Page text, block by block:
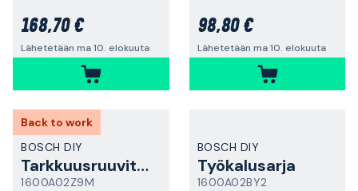
168,70 €
Lähetetään ma 10. elokuuta
98,80 €
Lähetetään ma 10. elokuuta
Back to work
BOSCH DIY
Tarkkuusruuvitalttasarja
1600A02Z9M
BOSCH DIY
Työkalusarja
1600A02BY2